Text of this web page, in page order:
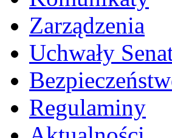
Zarządzenia
Uchwały
Regulaminy